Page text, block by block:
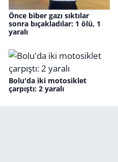
Önce biber gazı sıktılar
sonra bıçakladılar: 1 ölü, 1
yaralı
Bolu'da iki motosiklet
çarpıştı: 2 yaralı